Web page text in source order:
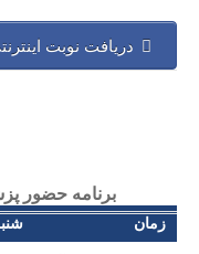
دريافت نوبت
برنامه حضور
زمان